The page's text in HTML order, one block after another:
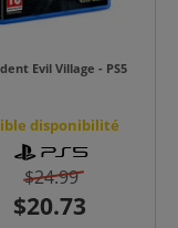
Evil Village - PS5
disponibilité
$24.99